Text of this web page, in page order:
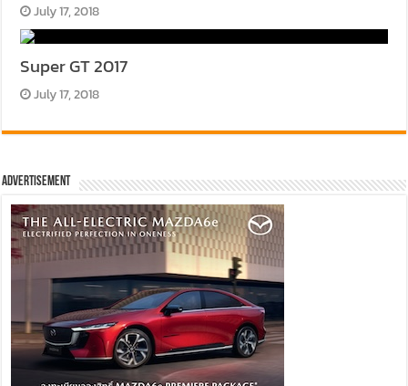
July 17, 2018
Super GT 2017
July 17, 2018
Advertisement